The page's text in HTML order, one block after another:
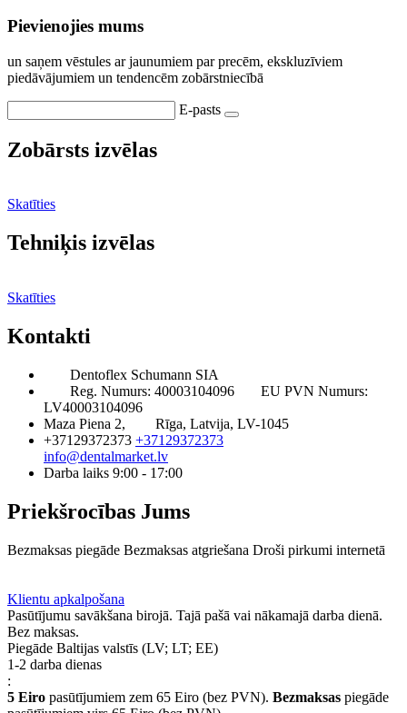
Pievienojies mums
un saņem vēstules ar jaunumiem par precēm, ekskluzīviem
piedāvājumiem un tendencēm zobārstniecībā
E-pasts
Zobārsts izvēlas
Skatīties
Tehniķis izvēlas
Skatīties
Kontakti
Dentoflex Schumann SIA
Reg. Numurs: 40003104096
EU PVN Numurs:
LV40003104096
Maza Piena 2,
Rīga, Latvija, LV-1045
+37129372373 +37129372373
info@dentalmarket.lv
Darba laiks 9:00 - 17:00
Priekšrocības Jums
Bezmaksas piegāde Bezmaksas atgriešana Droši pirkumi internetā
Klientu apkalpošana
Pasūtījumu savākšana birojā. Tajā pašā vai nākamajā darba dienā.
Bez maksas.
Piegāde Baltijas valstīs (LV; LT; EE)
1-2 darba dienas
:
5 Eiro pasūtījumiem zem 65 Eiro (bez PVN). Bezmaksas piegāde